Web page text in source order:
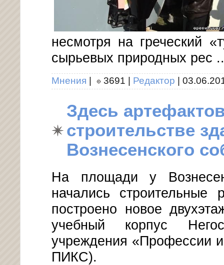
несмотря на греческий
сырьевых природных рес
Мнения 3691 Редактор
Здесь
строительстве
Вознесенского
На площади у
начались
построено новое
учебный корпус
учреждения «Профессии
ПИКС).